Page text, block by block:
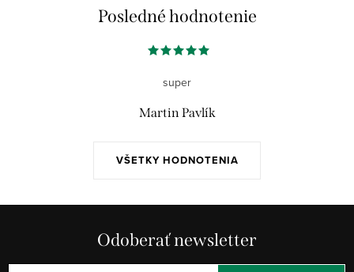
Posledné hodnotenie
VŠETKY HODNOTENIA
super
Martin Pavlík
Odoberať newsletter